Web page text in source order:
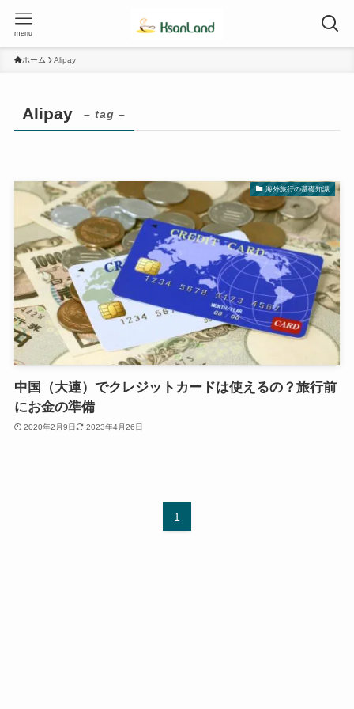
menu
ホーム Alipay
Alipay – tag –
海外旅行の基礎知識
中国（大連）でクレジットカードは使えるの？旅行前
にお金の準備
2020年2月9日 2023年4月26日
1